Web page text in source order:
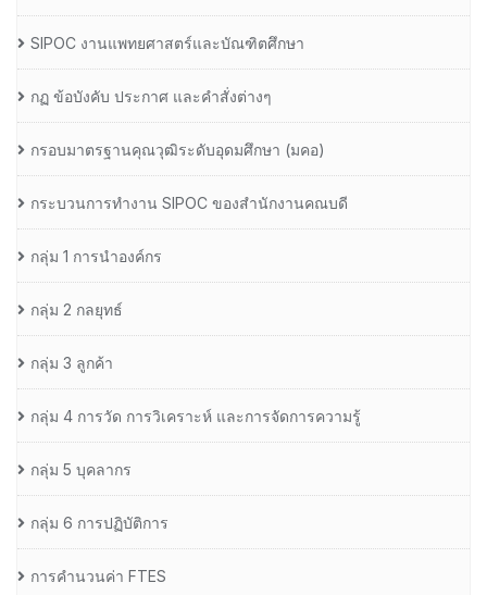
SIPOC งานแพทยศาสตร์และบัณฑิตศึกษา
กฏ ข้อบังคับ ประกาศ และคำสั่งต่างๆ
กรอบมาตรฐานคุณวุฒิระดับอุดมศึกษา (มคอ)
กระบวนการทำงาน SIPOC ของสำนักงานคณบดี
กลุ่ม 1 การนำองค์กร
กลุ่ม 2 กลยุทธ์
กลุ่ม 3 ลูกค้า
กลุ่ม 4 การวัด การวิเคราะห์ และการจัดการความรู้
กลุ่ม 5 บุคลากร
กลุ่ม 6 การปฏิบัติการ
การคำนวนค่า FTES